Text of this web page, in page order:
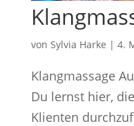
von Sylvia Harke | 4.
Klangmassage
Du lernst hier,
Klienten